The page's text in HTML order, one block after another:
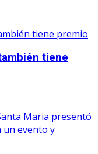
tiene